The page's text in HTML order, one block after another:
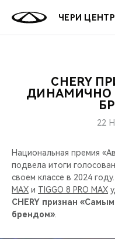
ЧЕРИ
КРОССОВЕРЫ
СЕДАНЫ
ПОДДЕРЖКА
CHERY CONNECT
CHERY В СОЦСЕТЯХ
ЛЮДИ CHERY
О
CHERY
ДИНАМИЧНО
22
Национальная премия
подвела итоги
своем классе в 2024
MAX и TIGGO 8 PRO MAX
CHERY признан
брендом»